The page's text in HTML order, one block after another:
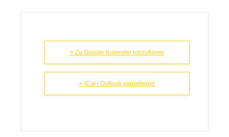
+ Zu Google Kalender hinzufügen
+ iCal / Outlook exportieren